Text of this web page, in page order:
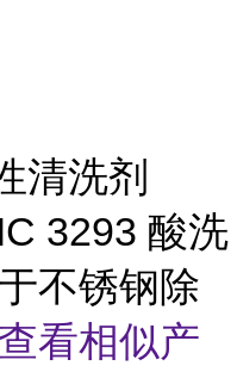
清洗剂
3293 酸洗
不锈钢除
查看相似产